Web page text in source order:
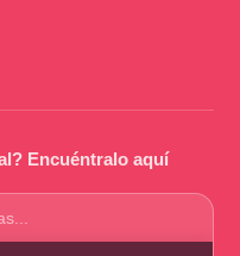
Encuéntralo aquí